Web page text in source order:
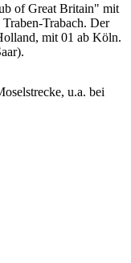
of Great Britain" mit
Trabach. Der
mit 01 ab Köln.
u.a. bei